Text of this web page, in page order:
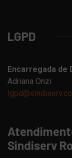
LGPD
Encarregada de
Adriana Onzi
Sindiserv